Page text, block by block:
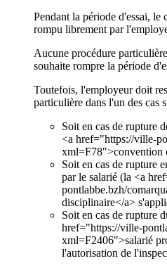
Pendant la période d'essai, le
rompu librement par
Aucune procédure
souhaite rompre la période
Toutefois, l'employeur doit
particulière dans l'un des cas
Soit en cas de rupture
<a href="https://ville-
xml=F78">convention
Soit en cas de rupture
par le salarié (la <a
pontlabbe.bzh/
disciplinaire</a>
Soit en cas de rupture
href="https://ville-
xml=F2406">salarié
l'autorisation de